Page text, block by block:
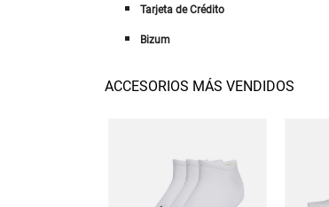
Tarjeta de Crédito
Bizum
ACCESORIOS MÁS VENDIDOS